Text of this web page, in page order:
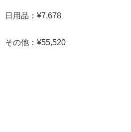
日用品：¥7,678
その他：¥55,520